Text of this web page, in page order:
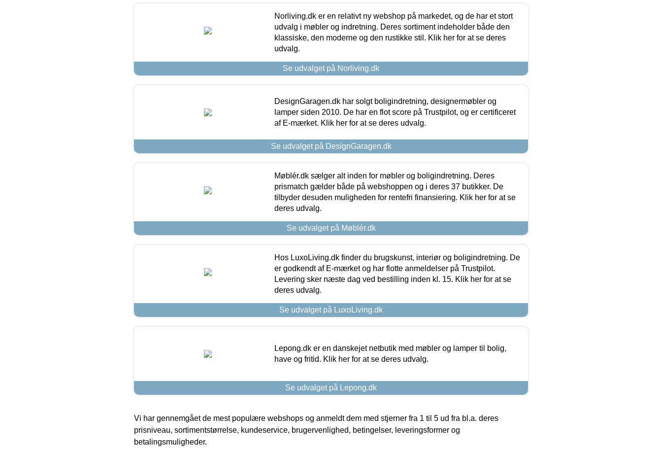
Norliving.dk er en relativt ny webshop på markedet, og de har et stort
udvalg i møbler og indretning. Deres sortiment indeholder både den
klassiske, den moderne og den rustikke stil. Klik her for at se deres
udvalg.
Se udvalget på Norliving.dk
DesignGaragen.dk har solgt boligindretning, designermøbler og
lamper siden 2010. De har en flot score på Trustpilot, og er certificeret
af E-mærket. Klik her for at se deres udvalg.
Se udvalget på DesignGaragen.dk
Møblér.dk sælger alt inden for møbler og boligindretning. Deres
prismatch gælder både på webshoppen og i deres 37 butikker. De
tilbyder desuden muligheden for rentefri finansiering. Klik her for at se
deres udvalg.
Se udvalget på Møblér.dk
Hos LuxoLiving.dk finder du brugskunst, interiør og boligindretning. De
er godkendt af E-mærket og har flotte anmeldelser på Trustpilot.
Levering sker næste dag ved bestilling inden kl. 15. Klik her for at se
deres udvalg.
Se udvalget på LuxoLiving.dk
Lepong.dk er en danskejet netbutik med møbler og lamper til bolig,
have og fritid. Klik her for at se deres udvalg.
Se udvalget på Lepong.dk
Vi har gennemgået de mest populære webshops og anmeldt dem med stjerner fra 1 til 5 ud fra bl.a. deres
prisniveau, sortimentstørrelse, kundeservice, brugervenlighed, betingelser, leveringsformer og
betalingsmuligheder.